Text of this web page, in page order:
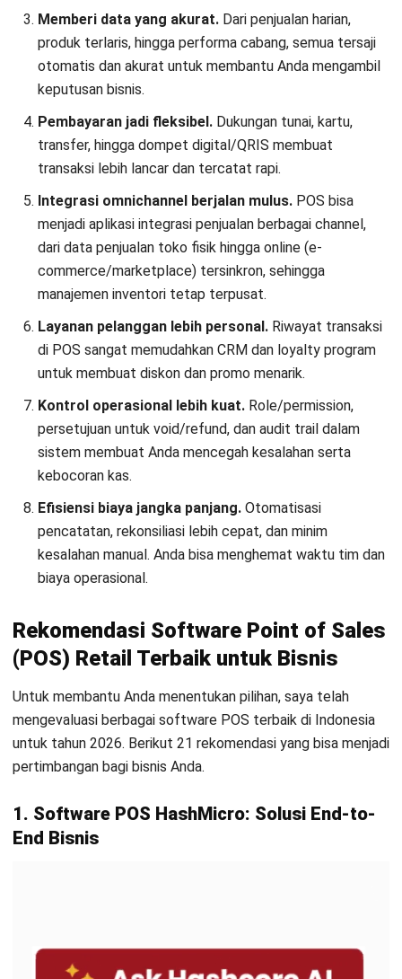
Memberi data yang akurat. Dari penjualan harian,
produk terlaris, hingga performa cabang, semua tersaji
otomatis dan akurat untuk membantu Anda mengambil
keputusan bisnis.
Pembayaran jadi fleksibel. Dukungan tunai, kartu,
transfer, hingga dompet digital/QRIS membuat
transaksi lebih lancar dan tercatat rapi.
Integrasi omnichannel berjalan mulus. POS bisa
menjadi aplikasi integrasi penjualan berbagai channel,
dari data penjualan toko fisik hingga online (e-
commerce/marketplace) tersinkron, sehingga
manajemen inventori tetap terpusat.
Layanan pelanggan lebih personal. Riwayat transaksi
di POS sangat memudahkan CRM dan loyalty program
untuk membuat diskon dan promo menarik.
Kontrol operasional lebih kuat. Role/permission,
persetujuan untuk void/refund, dan audit trail dalam
sistem membuat Anda mencegah kesalahan serta
kebocoran kas.
Efisiensi biaya jangka panjang. Otomatisasi
pencatatan, rekonsiliasi lebih cepat, dan minim
kesalahan manual. Anda bisa menghemat waktu tim dan
biaya operasional.
Rekomendasi Software Point of Sales
(POS) Retail Terbaik untuk Bisnis
Untuk membantu Anda menentukan pilihan, saya telah
mengevaluasi berbagai software POS terbaik di Indonesia
untuk tahun 2026. Berikut 21 rekomendasi yang bisa menjadi
pertimbangan bagi bisnis Anda.
1. Software POS HashMicro: Solusi End-to-
End Bisnis